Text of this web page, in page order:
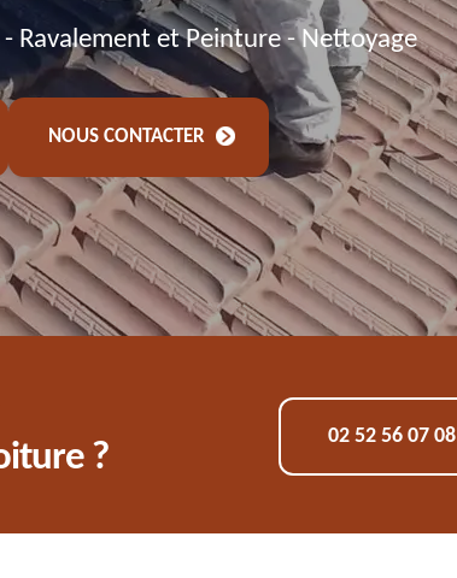
Ravalement et Peinture - Nettoyage
NOUS CONTACTER
?
02 52 56 07 08